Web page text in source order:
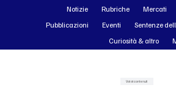
Notizie Rubriche Mercati
Pubblicazioni
Eventi Sentenze
Curiosità & altro
Vai ai contenuti